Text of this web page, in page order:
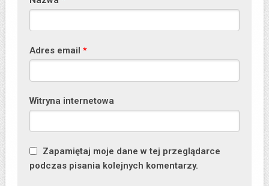
Adres email *
Witryna internetowa
Zapamiętaj moje dane w tej przeglądarce
podczas pisania kolejnych komentarzy.